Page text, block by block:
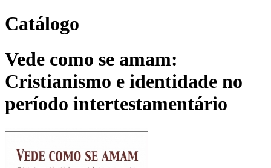
Catálogo
Vede como se amam:
Cristianismo e identidade no
período intertestamentário